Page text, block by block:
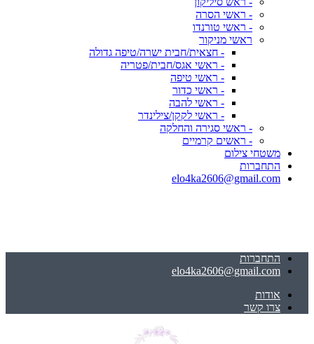
- ראשי הסרה
- ראשי טורנדו
ראשי מניקור
- חצאית/חבית ישרה/טיפה גדולה
- ראשי אגס/חבית/פטריה
- ראשי טיפה
- ראשי כדור
- ראשי להבה
- ראשי לקקן/צילינדר
- ראשי סגירה והחלקה
- ראשים קרמיים
משטחי צילום
התחברות
elo4ka2606@gmail.com
התחברות
elo4ka2606@gmail.com
אודות
צרו קשר